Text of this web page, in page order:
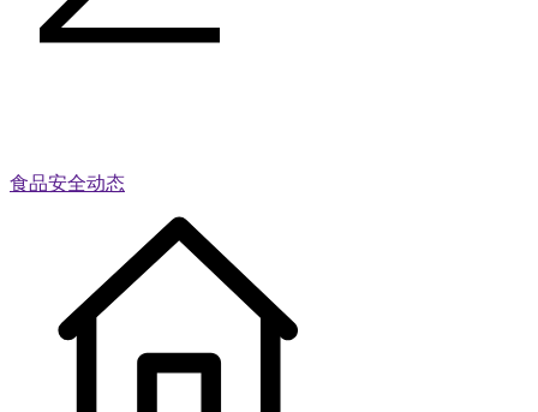
食品安全动态